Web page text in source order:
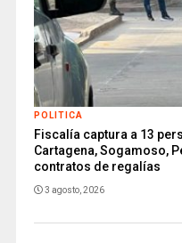
POLITICA
Fiscalía captura a 13
Cartagena, Sogamoso,
contratos de regalías
3 agosto, 2026